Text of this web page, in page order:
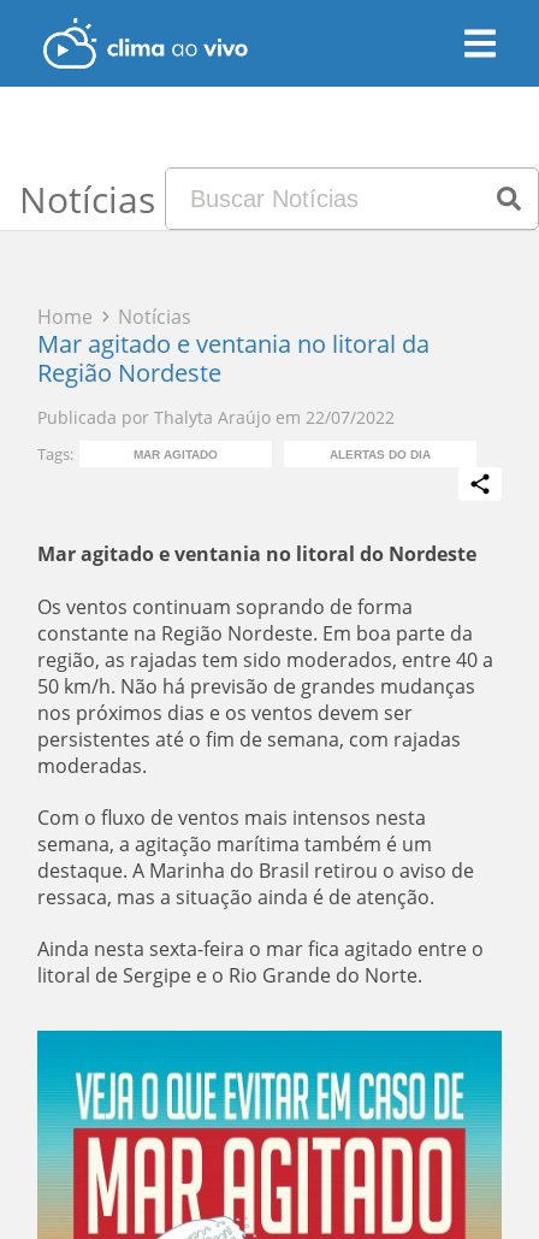
Notícias
Home Notícias
Mar agitado e ventania no litoral da
Região Nordeste
Publicada por Thalyta Araújo em 22/07/2022
Tags: MAR AGITADO ALERTAS DO DIA
Mar agitado e ventania no litoral do Nordeste
Os ventos continuam soprando de forma
constante na Região Nordeste. Em boa parte da
região, as rajadas tem sido moderados, entre 40 a
50 km/h. Não há previsão de grandes mudanças
nos próximos dias e os ventos devem ser
persistentes até o fim de semana, com rajadas
moderadas.
Com o fluxo de ventos mais intensos nesta
semana, a agitação marítima também é um
destaque. A Marinha do Brasil retirou o aviso de
ressaca, mas a situação ainda é de atenção.
Ainda nesta sexta-feira o mar fica agitado entre o
litoral de Sergipe e o Rio Grande do Norte.